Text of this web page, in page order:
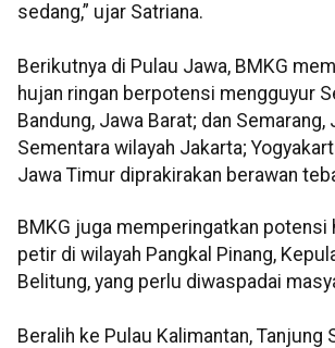
sedang,” ujar Satriana.
Berikutnya di Pulau Jawa, BMKG
hujan ringan berpotensi mengguyur
Bandung, Jawa Barat; dan Semarang,
Sementara wilayah Jakarta;
Jawa Timur diprakirakan berawan
BMKG juga memperingatkan potensi
petir di wilayah Pangkal Pinang,
Belitung, yang perlu diwaspadai
Beralih ke Pulau Kalimantan, Tanjung